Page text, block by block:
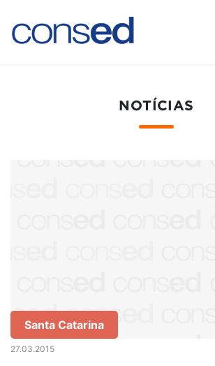
NOTÍCIAS
Santa Catarina
27.03.2015